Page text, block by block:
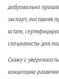
добровольно
экспорт,
кстати,
специалисты для
Скажу с
концепцию